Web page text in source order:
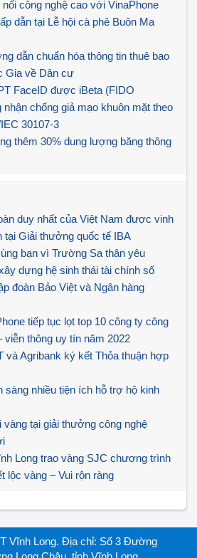
công nghệ cao với VinaPhone
dẫn tại Lễ hội cà phê Buôn Ma
dẫn chuẩn hóa thông tin thuê bao
Gia về Dân cư
FaceID được iBeta (FIDO
chống giả mạo khuôn mặt theo
30107-3
thêm 30% dung lượng băng thông
duy nhất của Việt Nam được vinh
tại Giải thưởng quốc tế IBA
bạn vì Trường Sa thân yêu
dựng hệ sinh thái tài chính số
đoàn Bảo Việt và Ngân hàng
tiếp tục lọt top 10 công ty công
viễn thông uy tín năm 2022
và Agribank ký kết Thỏa thuận hợp
sàng nhiều tiện ích hỗ trợ hộ kinh
vàng tại giải thưởng công nghệ
Long trao vàng SJC chương trình
lộc vàng – Vui rộn ràng
Vĩnh Long. Địa chỉ: Số 3 Đường